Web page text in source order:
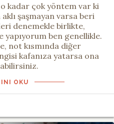
kadar çok yöntem var ki
şaşmayan varsa beri
denemekle birlikte,
yapıyorum ben genellikle.
not kısmında diğer
kafanıza yatarsa ona
OKU